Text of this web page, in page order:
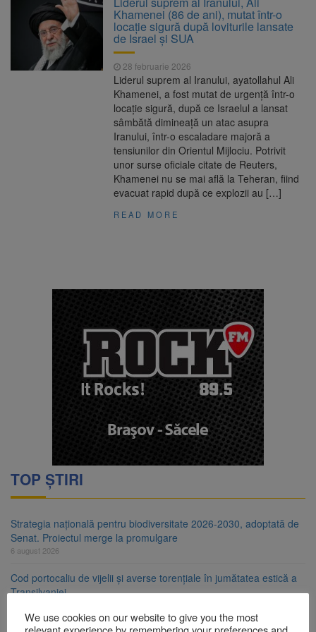
Ormeniș
6 august 2026
AUR a lansat platforma
suspeND.ro pentru urmărirea inițiativei de
suspendare a președintelui Nicușor Dan
6 august 2026
Înalta Curte analizează
dosarul lui Călin Georgescu și Horațiu Potra.
Judecătorii decid dacă începe procesul
Strategia națională pentru
biodiversitate 2026-2030, adoptată de Senat.
Proiectul merge la promulgare
Khamenei (86 de ani), mutat într-o
locație sigură după loviturile lansate
de Israel și SUA
28 februarie 2026
Liderul suprem al Iranului, ayatollahul Ali
Khamenei, a fost mutat de urgență într-o
locație sigură, după ce Israelul a lansat
sâmbătă dimineață un atac asupra
Iranului, într-o escaladare majoră a
tensiunilor din Orientul Mijlociu. Potrivit
unor surse oficiale citate de Reuters,
Khamenei nu se mai află la Teheran, fiind
evacuat rapid după ce explozii au […]
READ MORE
TOP ȘTIRI
Strategia națională pentru biodiversitate 2026-2030, adoptată de
Senat. Proiectul merge la promulgare
6 august 2026
Cod portocaliu de vijelii și averse torențiale în jumătatea estică a
Transilvaniei
We use cookies on our website to give you the most